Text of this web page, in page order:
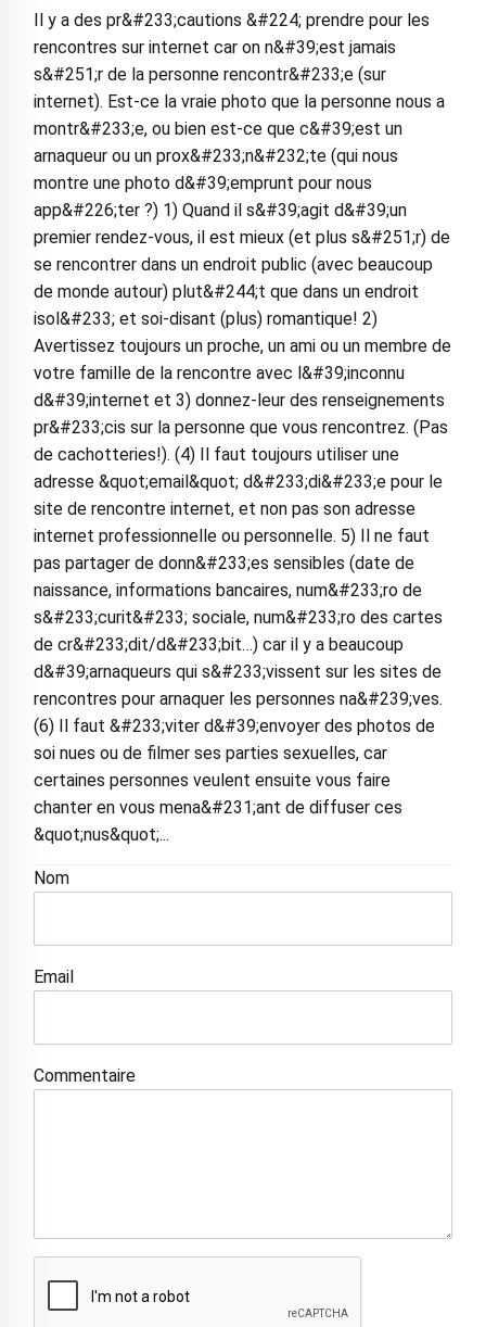
Il y a des pr&#233;cautions &#224; prendre pour les
rencontres sur internet car on n&#39;est jamais
s&#251;r de la personne rencontr&#233;e (sur
internet). Est-ce la vraie photo que la personne nous a
montr&#233;e, ou bien est-ce que c&#39;est un
arnaqueur ou un prox&#233;n&#232;te (qui nous
montre une photo d&#39;emprunt pour nous
app&#226;ter ?) 1) Quand il s&#39;agit d&#39;un
premier rendez-vous, il est mieux (et plus s&#251;r) de
se rencontrer dans un endroit public (avec beaucoup
de monde autour) plut&#244;t que dans un endroit
isol&#233; et soi-disant (plus) romantique! 2)
Avertissez toujours un proche, un ami ou un membre de
votre famille de la rencontre avec l&#39;inconnu
d&#39;internet et 3) donnez-leur des renseignements
pr&#233;cis sur la personne que vous rencontrez. (Pas
de cachotteries!). (4) Il faut toujours utiliser une
adresse &quot;email&quot; d&#233;di&#233;e pour le
site de rencontre internet, et non pas son adresse
internet professionnelle ou personnelle. 5) Il ne faut
pas partager de donn&#233;es sensibles (date de
naissance, informations bancaires, num&#233;ro de
s&#233;curit&#233; sociale, num&#233;ro des cartes
de cr&#233;dit/d&#233;bit…) car il y a beaucoup
d&#39;arnaqueurs qui s&#233;vissent sur les sites de
rencontres pour arnaquer les personnes na&#239;ves.
(6) Il faut &#233;viter d&#39;envoyer des photos de
soi nues ou de filmer ses parties sexuelles, car
certaines personnes veulent ensuite vous faire
chanter en vous mena&#231;ant de diffuser ces
&quot;nus&quot;...
Nom
Email
Commentaire